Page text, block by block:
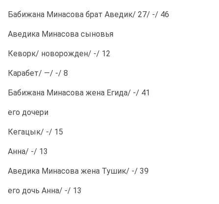
Бабижана Минасова брат Аведик/ 27/ -/ 46
Аведика Минасова сыновья
Кеворк/ новорожден/ -/ 12
Карабет/ —/ -/ 8
Бабижана Минасова жена Егида/ -/ 41
его дочери
Кегацык/ -/ 15
Анна/ -/ 13
Аведика Минасова жена Тушик/ -/ 39
его дочь Анна/ -/ 13